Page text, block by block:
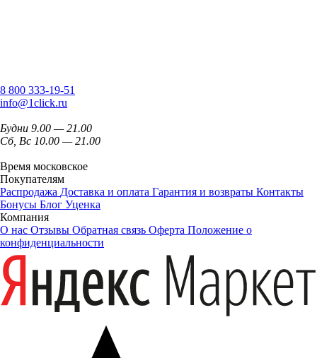
8 800 333-19-51
info@1click.ru
Будни 9.00 — 21.00
Сб, Вс 10.00 — 21.00
Время московское
Покупателям
Распродажа Доставка и оплата Гарантия и возвраты Контакты
Бонусы Блог Уценка
Компания
О нас Отзывы Обратная связь Оферта Положение о
конфиденциальности